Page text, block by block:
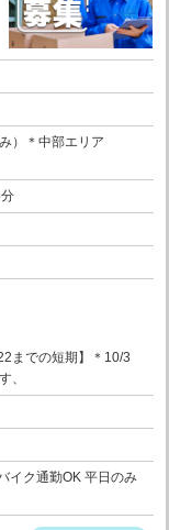
）＊中部エリア
までの短期】＊10/3
、
イク通勤OK 平日のみ